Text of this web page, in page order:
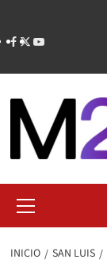
contenido
primario
INICIO SAN LUIS